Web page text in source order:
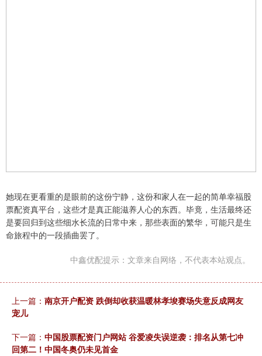
她现在更看重的是眼前的这份宁静，这份和家人在一起的简单幸福股
票配资真平台，这些才是真正能滋养人心的东西。毕竟，生活最终还
是要回归到这些细水长流的日常中来，那些表面的繁华，可能只是生
命旅程中的一段插曲罢了。
中鑫优配提示：文章来自网络，不代表本站观点。
上一篇： 南京开户配资 跌倒却收获温暖林孝埈赛场失意反成网友
宠儿
下一篇： 中国股票配资门户网站 谷爱凌失误逆袭：排名从第七冲
回第二！中国冬奥仍未见首金